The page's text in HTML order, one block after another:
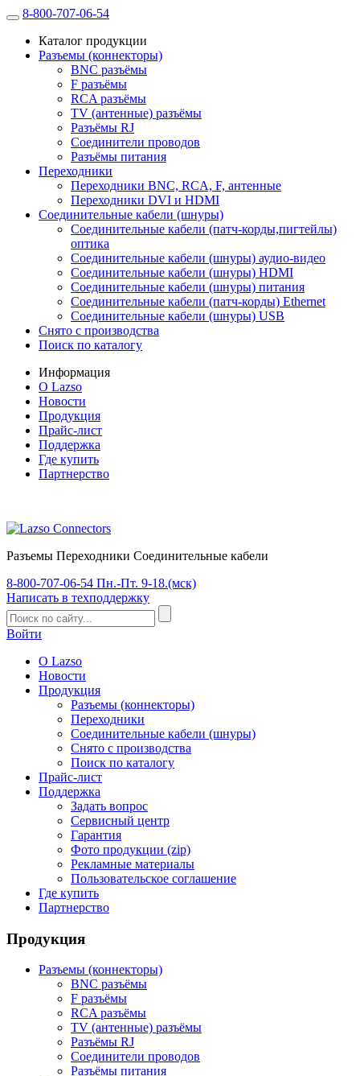
8-800-707-06-54
Каталог продукции
Разъемы (коннекторы)
BNC разъёмы
F разъёмы
RCA разъёмы
TV (антенные) разъёмы
Разъёмы RJ
Соединители проводов
Разъёмы питания
Переходники
Переходники BNC, RCA, F, антенные
Переходники DVI и HDMI
Соединительные кабели (шнуры)
Соединительные кабели (патч-корды,пигтейлы)
оптика
Соединительные кабели (шнуры) аудио-видео
Соединительные кабели (шнуры) HDMI
Соединительные кабели (шнуры) питания
Соединительные кабели (патч-корды) Ethernet
Соединительные кабели (шнуры) USB
Снято с производства
Поиск по каталогу
Информация
О Lazso
Новости
Продукция
Прайс-лист
Поддержка
Где купить
Партнерство
Разъемы Переходники Соединительные кабели
8-800-707-06-54 Пн.-Пт. 9-18.(мск)
Написать в техподдержку
Войти
О Lazso
Новости
Продукция
Разъемы (коннекторы)
Переходники
Соединительные кабели (шнуры)
Снято с производства
Поиск по каталогу
Прайс-лист
Поддержка
Задать вопрос
Сервисный центр
Гарантия
Фото продукции (zip)
Рекламные материалы
Пользовательское соглашение
Где купить
Партнерство
Продукция
Разъемы (коннекторы)
BNC разъёмы
F разъёмы
RCA разъёмы
TV (антенные) разъёмы
Разъёмы RJ
Соединители проводов
Разъёмы питания